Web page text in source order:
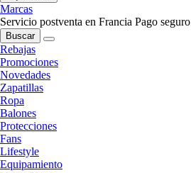
Marcas
Servicio postventa en Francia Pago seguro
Buscar
Rebajas
Promociones
Novedades
Zapatillas
Ropa
Balones
Protecciones
Fans
Lifestyle
Equipamiento